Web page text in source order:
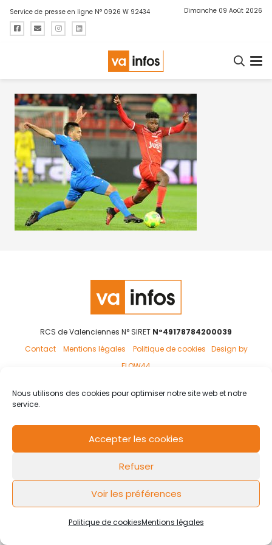
Nous utilisons des cookies pour optimiser notre site web et notre
service.
Accepter les cookies
Refuser
Voir les préférences
Politique de cookiesMentions légales
Service de presse en ligne N° 0926 W 92434 Dimanche 09 Août 2026
RCS de Valenciennes N° SIRET N°49178784200039
Contact
Mentions légales Politique de cookies Design by
FLOW44